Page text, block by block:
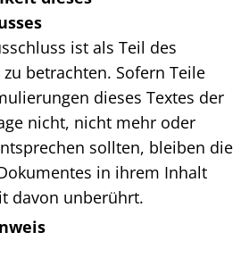
ist als Teil des
betrachten. Sofern Teile
dieses Textes der
nicht, nicht mehr oder
sollten, bleiben die
in ihrem Inhalt
davon unberührt.